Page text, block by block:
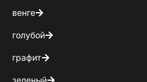
венге
голубой
графит
зеленый